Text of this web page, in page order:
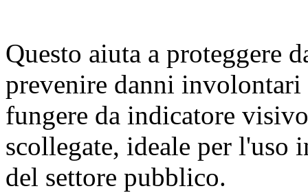
Questo aiuta a proteggere
prevenire danni
fungere da indicatore
scollegate, ideale per
del settore pubblico.